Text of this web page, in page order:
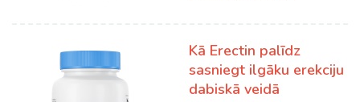
Kā Erectin palīdz
sasniegt ilgāku erekciju
dabiskā veidā